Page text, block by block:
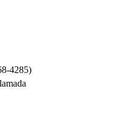
4285)